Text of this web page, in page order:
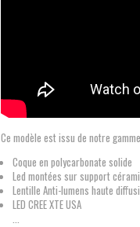
Ce modèle est issu de notre gamme
Coque en polycarbonate solide
Led montées sur support
Lentille Anti-lumens haute
LED CREE XTE USA
...